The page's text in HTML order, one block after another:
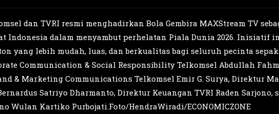
dan TVRI resmi menghadirkan Bola Gembira MAXStream TV
Indonesia dalam menyambut perhelatan Piala Dunia 2026. Inisiatif
yang lebih mudah, luas, dan berkualitas bagi seluruh pecinta
Communication & Social Responsibility Telkomsel Abdullah
& Marketing Communications Telkomsel Emir G. Surya, Direktur
Satriyo Dharmanto, Direktur Keuangan TVRI Raden Sarjono,
Wulan Kartiko Purbojati.Foto/HendraWiradi/ECONOMICZONE